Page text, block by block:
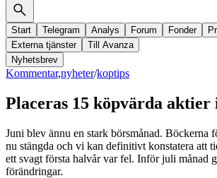
Start Telegram Analys Forum Fonder
Externa tjänster
Till Avanza
Nyhetsbrev
Kommentar,nyheter/koptips
Placeras 15 köpvärda
Juni blev ännu en stark börsmånad. Böckerna
nu stängda och vi kan definitivt konstatera att
ett svagt första halvår var fel. Inför juli månad
förändringar.